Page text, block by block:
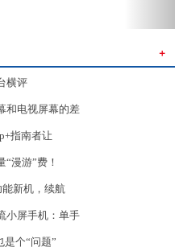
＋
横评
和电视屏幕的差
指南者让
漫游”费！
新机，续航
小屏手机：单手
个“问题”